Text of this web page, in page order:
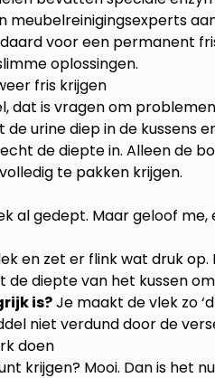
meubelreinigingsexperts
voor een permanent
oplossingen.
fris krijgen
dat is vragen om
de urine diep in de
de diepte in. Alleen de
te pakken krijgen.
al gedept. Maar geloof
en zet er flink wat druk
diepte van het kussen
is?Je maakt de vlek zo
niet verdund door de
doen
krijgen? Mooi. Dan is het